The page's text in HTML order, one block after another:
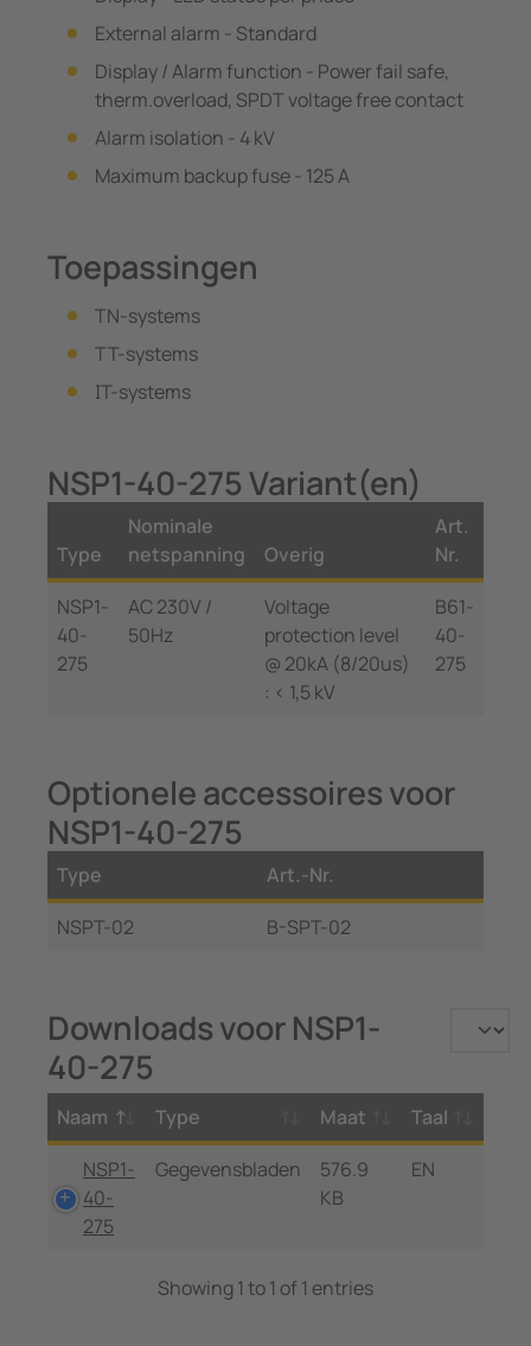
External alarm - Standard
Display / Alarm function - Power fail safe,
therm.overload, SPDT voltage free contact
Alarm isolation - 4 kV
Maximum backup fuse - 125 A
Toepassingen
TN-systems
TT-systems
IT-systems
NSP1-40-275 Variant(en)
Type
Nominale
netspanning
Overig
Art.
Nr.
NSP1-
40-
275
AC 230V /
50Hz
Voltage
protection level
@ 20kA (8/20us)
: < 1,5 kV
B61-
40-
275
Optionele accessoires voor
NSP1-40-275
Type
Art.-Nr.
NSPT-02
B-SPT-02
Downloads voor NSP1-
40-275
Naam Type Maat
Taal
NSP1-
40-
275
Gegevensbladen
576.9
KB
EN
Showing 1 to 1 of 1 entries